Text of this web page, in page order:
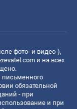
фото- и видео-),
и на всех
письменного
обязательной
- при
и при